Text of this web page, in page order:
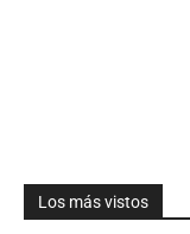
Los más vistos